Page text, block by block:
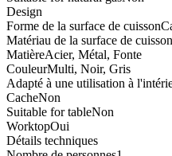
Design
Forme de la surface de cuisson
Matériau de la surface de cuisson
MatièreAcier, Métal, Fonte
CouleurMulti, Noir, Gris
Adapté à une utilisation à
CacheNon
Suitable for tableNon
WorktopOui
Détails techniques